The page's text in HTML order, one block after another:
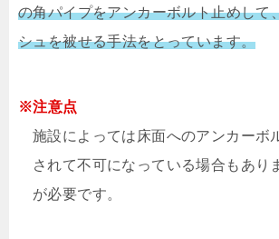
の角パイプをアンカーボルト止めして
シュを被せる手法をとっています。
※注意点
施設によっては床面へのアンカーボ
されて不可になっている場合もあり
が必要です。